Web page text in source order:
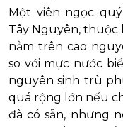
Một viên ngọc
Tây Nguyên, thuộc
nằm trên cao
so với mực nước
nguyên sinh trù
quá rộng lớn nếu
đã có sẵn, nhưng